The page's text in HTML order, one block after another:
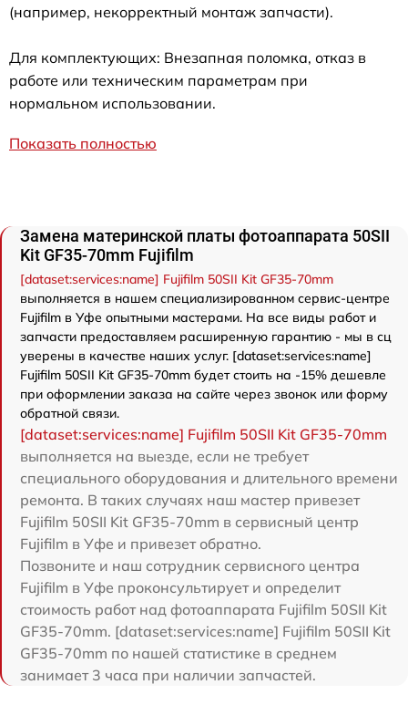
(например, некорректный монтаж запчасти).
Для комплектующих: Внезапная поломка, отказ в
работе или техническим параметрам при
нормальном использовании.
Показать полностью
Замена материнской платы фотоаппарата 50SII
Kit GF35-70mm Fujifilm
[dataset:services:name] Fujifilm 50SII Kit GF35-70mm
выполняется в нашем специализированном сервис-центре
Fujifilm в Уфе опытными мастерами. На все виды работ и
запчасти предоставляем расширенную гарантию - мы в сц
уверены в качестве наших услуг. [dataset:services:name]
Fujifilm 50SII Kit GF35-70mm будет стоить на -15% дешевле
при оформлении заказа на сайте через звонок или форму
обратной связи.
[dataset:services:name] Fujifilm 50SII Kit GF35-70mm
выполняется на выезде, если не требует
специального оборудования и длительного времени
ремонта. В таких случаях наш мастер привезет
Fujifilm 50SII Kit GF35-70mm в сервисный центр
Fujifilm в Уфе и привезет обратно.
Позвоните и наш сотрудник сервисного центра
Fujifilm в Уфе проконсультирует и определит
стоимость работ над фотоаппарата Fujifilm 50SII Kit
GF35-70mm. [dataset:services:name] Fujifilm 50SII Kit
GF35-70mm по нашей статистике в среднем
занимает 3 часа при наличии запчастей.